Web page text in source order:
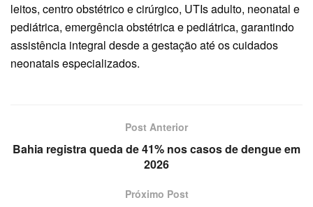
leitos, centro obstétrico e cirúrgico, UTIs adulto, neonatal e
pediátrica, emergência obstétrica e pediátrica, garantindo
assistência integral desde a gestação até os cuidados
neonatais especializados.
Post Anterior
Bahia registra queda de 41% nos casos de dengue em
2026
Próximo Post